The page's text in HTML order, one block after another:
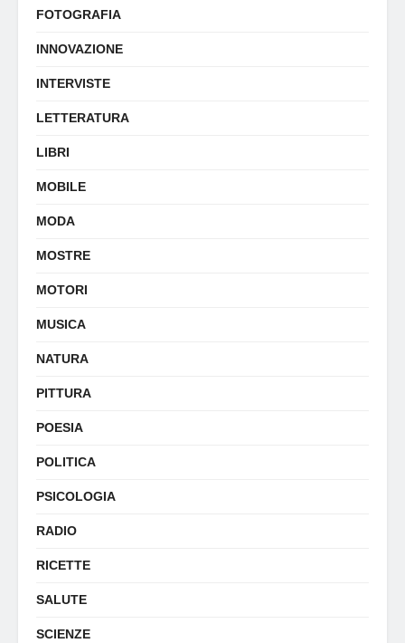
FOTOGRAFIA
INNOVAZIONE
INTERVISTE
LETTERATURA
LIBRI
MOBILE
MODA
MOSTRE
MOTORI
MUSICA
NATURA
PITTURA
POESIA
POLITICA
PSICOLOGIA
RADIO
RICETTE
SALUTE
SCIENZE